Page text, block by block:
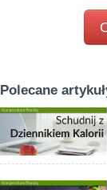
Polecane